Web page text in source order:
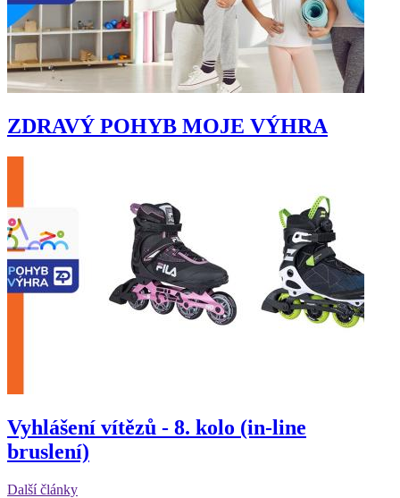
ZDRAVÝ POHYB MOJE VÝHRA
Vyhlášení vítězů - 8. kolo (in-line
bruslení)
Další články